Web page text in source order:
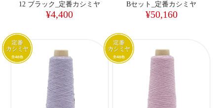
12 ブラック_定番カシミヤ
¥4,400
Bセット_定番カシミヤ
¥50,160